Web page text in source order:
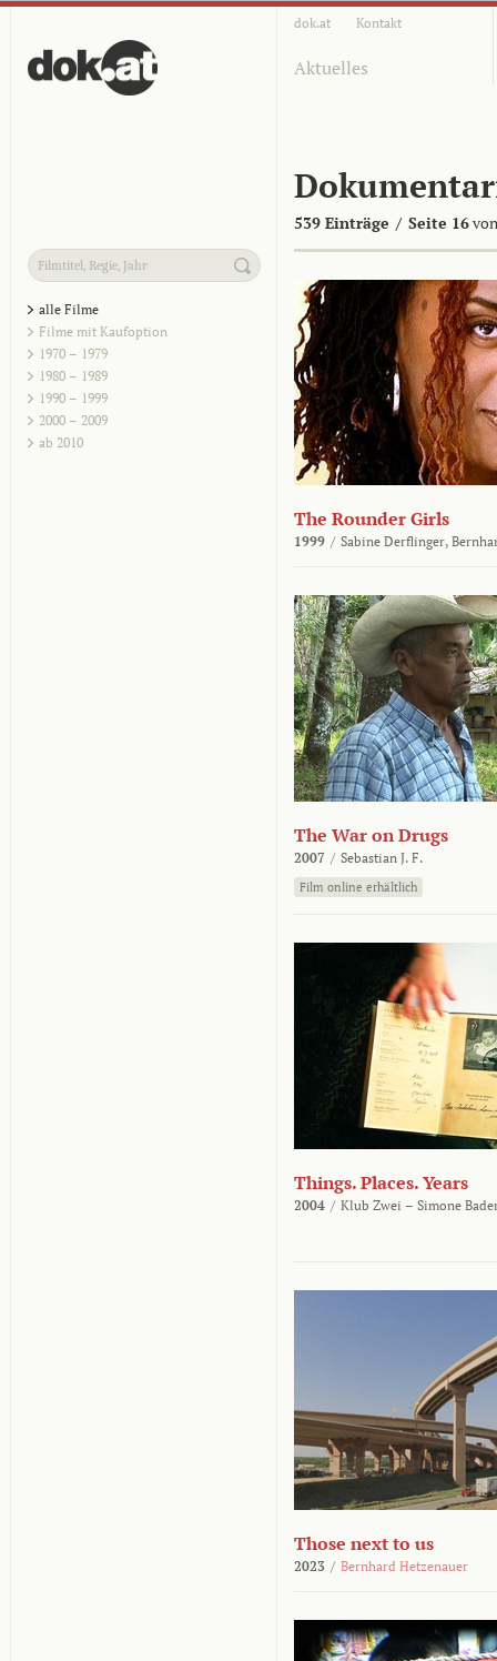
dok.at Kontakt
Aktuelles
539 Einträge / Seite 16
alle Filme
Filme mit Kaufoption
1970 – 1979
1980 – 1989
1990 – 1999
2000 – 2009
ab 2010
The Rounder Girls
1999 / Sabine Derflinger,
The War on Drugs
2007 / Sebastian J. F.
Film online erhältlich
Things. Places. Years
2004 / Klub Zwei – Simone
Those next to us
2023 / Bernhard Hetzenauer